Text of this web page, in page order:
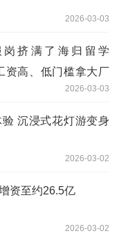
2026-03-03
挤满了海归留学
资高、低门槛拿大厂
2026-03-03
沉浸式花灯游变身
2026-03-02
资至约26.5亿
2026-03-02